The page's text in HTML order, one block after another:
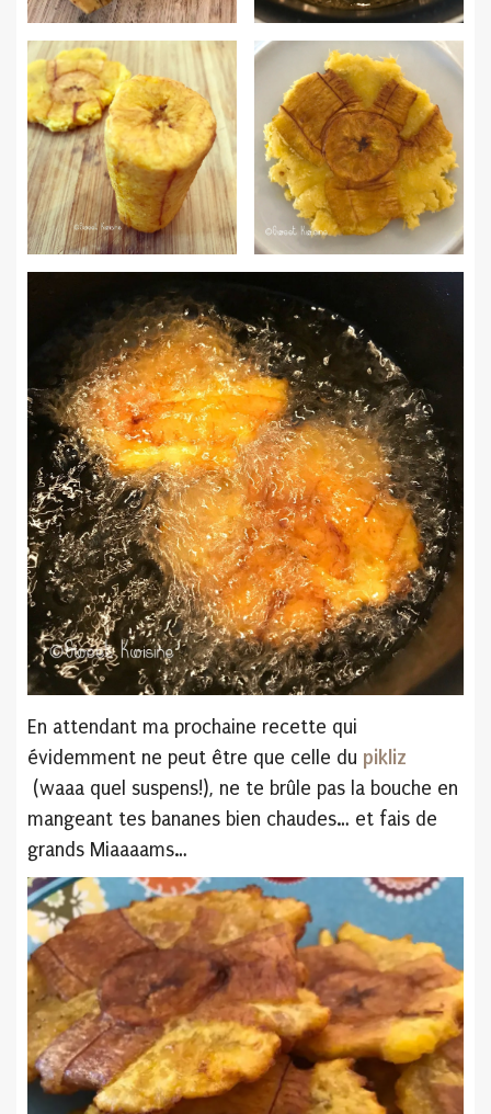
En attendant ma prochaine recette qui
évidemment ne peut être que celle du pikliz
(waaa quel suspens!), ne te brûle pas la bouche en
mangeant tes bananes bien chaudes… et fais de
grands Miaaaams…